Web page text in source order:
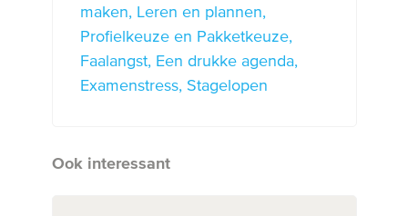
maken
Leren en plannen
Profielkeuze en Pakketkeuze
Faalangst
Een drukke agenda
Examenstress Stagelopen
Ook interessant